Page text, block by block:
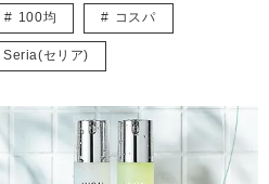
___aaiimii
100均 コスパ
Seria(セリア)